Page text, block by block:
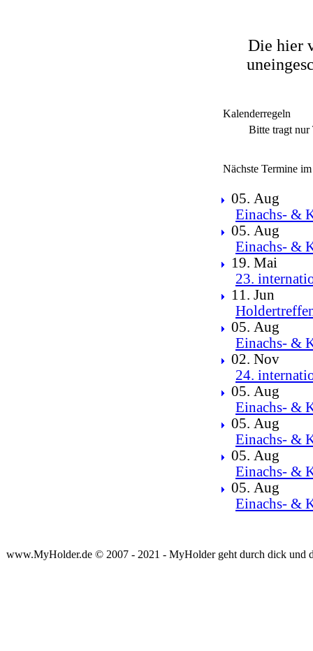
Die hier
Kalenderregeln
Bitte tragt nur
Nächste Termine
05. Aug
Einachs- &
05. Aug
Einachs- &
19. Mai
23.
11. Jun
05. Aug
Einachs- &
02. Nov
24.
05. Aug
Einachs- &
05. Aug
Einachs- &
05. Aug
Einachs- &
05. Aug
Einachs- &
www.MyHolder.de © 2007 - 2021 - MyHolder geht durch dick und